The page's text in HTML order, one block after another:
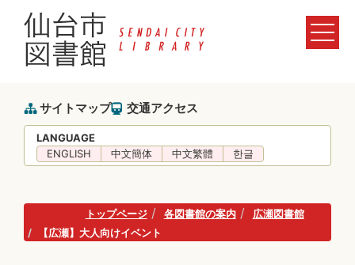
サイトマップ 交通アクセス
LANGUAGE
ENGLISH
中文簡体 中文繁體 한글
トップページ 各図書館の案内
広瀬図書館
【広瀬】大人向けイベント